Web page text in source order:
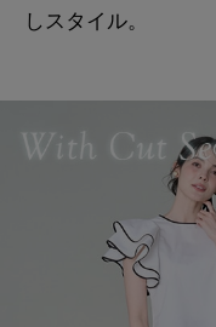
しスタイル。